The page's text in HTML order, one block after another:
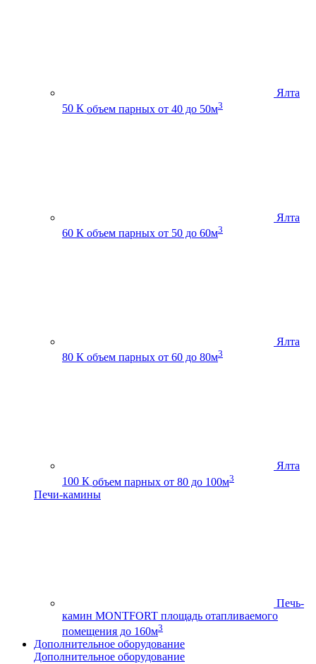
Ялта
50 К объем парных от 40 до 50м3
Ялта
60 К объем парных от 50 до 60м3
Ялта
80 К объем парных от 60 до 80м3
Ялта
100 К объем парных от 80 до 100м3
Печи-камины
Печь-
камин MONTFORT площадь отапливаемого
помещения до 160м3
Дополнительное оборудование
Дополнительное оборудование